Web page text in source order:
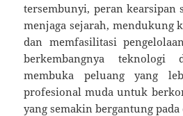
tersembunyi, peran kearsipan
menjaga sejarah, mendukung
dan memfasilitasi
berkembangnya
membuka peluang yang
profesional muda untuk
yang semakin bergantung